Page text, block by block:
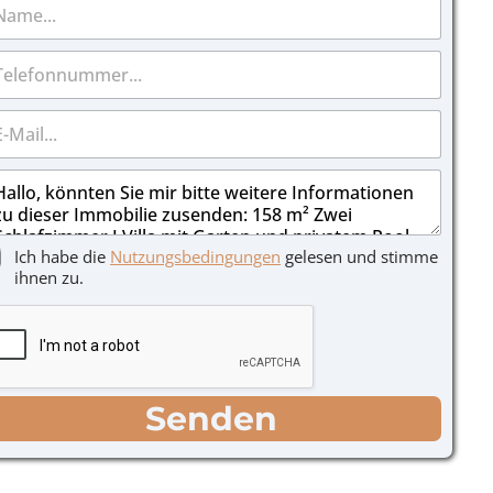
Ich habe die Nutzungsbedingungen gelesen und stimme
ihnen zu.
Senden